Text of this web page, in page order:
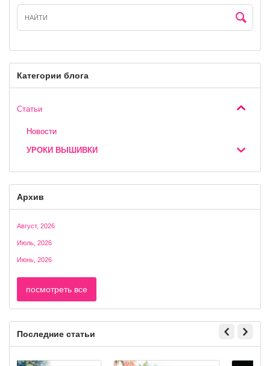
Категории блога
Статьи
Новости
УРОКИ ВЫШИВКИ
Архив
Август, 2026
Июль, 2026
Июнь, 2026
посмотреть все
Последние статьи